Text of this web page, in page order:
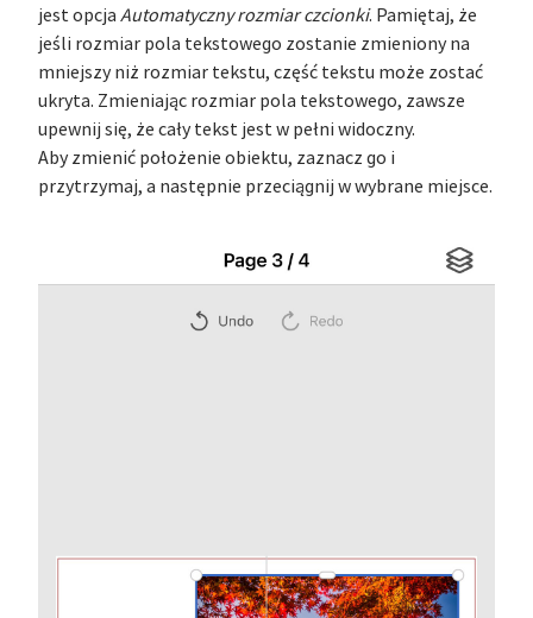
jest opcja Automatyczny rozmiar czcionki. Pamiętaj, że
jeśli rozmiar pola tekstowego zostanie zmieniony na
mniejszy niż rozmiar tekstu, część tekstu może zostać
ukryta. Zmieniając rozmiar pola tekstowego, zawsze
upewnij się, że cały tekst jest w pełni widoczny.
Aby zmienić położenie obiektu, zaznacz go i
przytrzymaj, a następnie przeciągnij w wybrane miejsce.